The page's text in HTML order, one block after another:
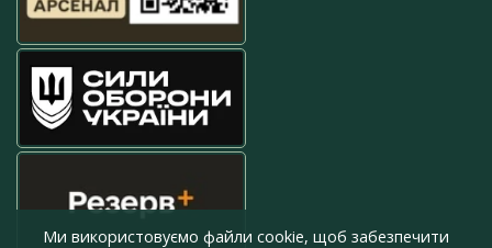
Ми використовуємо файли cookie, щоб забезпечити